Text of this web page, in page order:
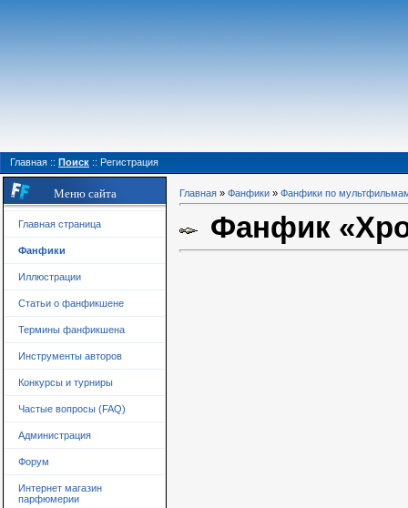
Главная :: Поиск :: Регистрация
Меню сайта
Главная страница
Фанфики
Иллюстрации
Статьи о фанфикшене
Термины фанфикшена
Инструменты авторов
Конкурсы и турниры
Частые вопросы (FAQ)
Администрация
Форум
Интернет магазин
парфюмерии
Главная » Фанфики » Фанфики по
Фанфик